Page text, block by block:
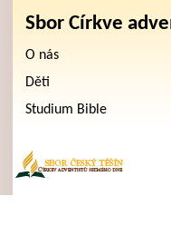
Sbor Církve
O nás
Děti
Studium Bible